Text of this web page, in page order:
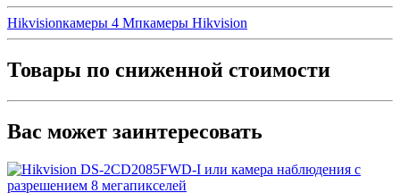
Hikvisionкамеры 4 Мпкамеры Hikvision
Товары по сниженной стоимости
Вас может заинтересовать